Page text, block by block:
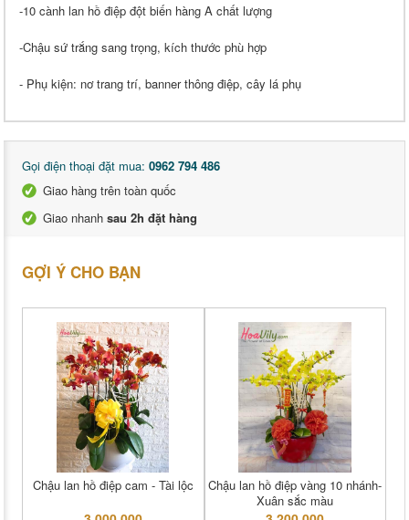
-10 cành lan hồ điệp đột biến hàng A chất lượng
-Chậu sứ trắng sang trọng, kích thước phù hợp
- Phụ kiện: nơ trang trí, banner thông điệp, cây lá phụ
Gọi điện thoại đặt mua: 0962 794 486
Giao hàng trên toàn quốc
Giao nhanh sau 2h đặt hàng
GỢI Ý CHO BẠN
Chậu lan hồ điệp cam - Tài lộc
Chậu lan hồ điệp vàng 10 nhánh-
Xuân sắc màu